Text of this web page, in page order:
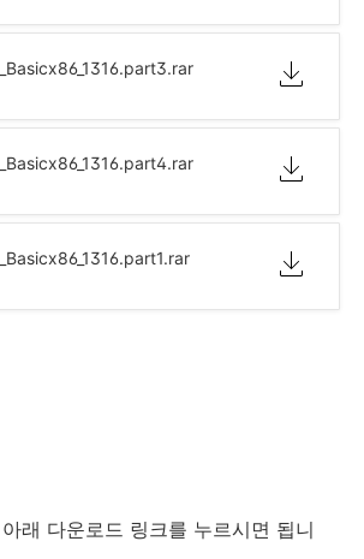
래 다운로드 링크를 누르시면 됩니